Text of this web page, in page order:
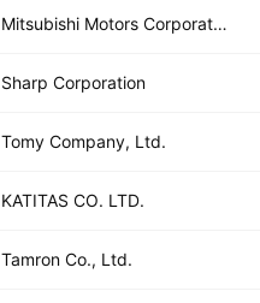
Mitsubishi Motors Corporation
Sharp Corporation
Tomy Company, Ltd.
KATITAS CO. LTD.
Tamron Co., Ltd.